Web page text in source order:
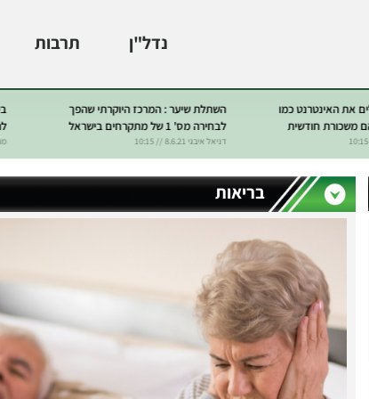
נדל"ן תרבות
בישראל לא מבינים שתוך 50 דקות אפשר
תוכנית כלכלית ל-25 שנה וחסכון של
כ-180,000 ש"ח בממוצע על המשכנתא?
מור משרקי 2.6.21 // 10:00
בריאות